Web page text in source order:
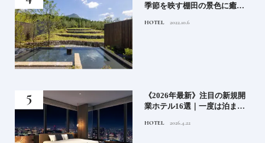
季節を映す棚田の景色に癒さ
HOTEL 2022.10.6
《2026年最新》注目の新規開
業ホテル16選｜一度は泊まり
ホテル
HOTEL 2026.4.22